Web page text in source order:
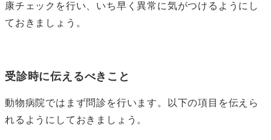
康チェックを行い、いち早く異常に気がつけるようにし
ておきましょう。
受診時に伝えるべきこと
動物病院ではまず問診を行います。以下の項目を伝えら
れるようにしておきましょう。